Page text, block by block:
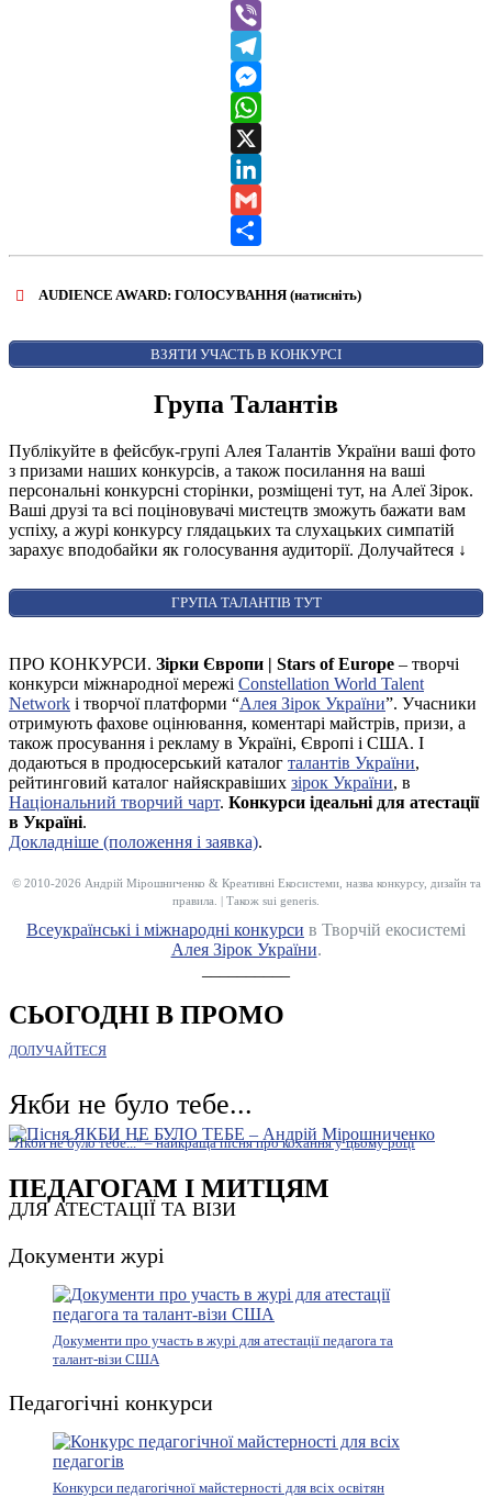
Facebook
Viber
Telegram
Messenger
WhatsApp
X
LinkedIn
Gmail
Share
AUDIENCE AWARD: ГОЛОСУВАННЯ (натисніть)
AUDIENCE AWARD
ВЗЯТИ УЧАСТЬ В КОНКУРСІ
Група Талантів
Публікуйте в фейсбук-групі Алея Талантів України ваші фото
з призами наших конкурсів, а також посилання на ваші
персональні конкурсні сторінки, розміщені тут, на Алеї Зірок.
Ваші друзі та всі поціновувачі мистецтв зможуть бажати вам
успіху, а журі конкурсу глядацьких та слухацьких симпатій
зарахує вподобайки як голосування аудиторії. Долучайтеся ↓
ГРУПА ТАЛАНТІВ ТУТ
ПРО КОНКУРСИ. Зірки Європи | Stars of Europe – творчі
конкурси міжнародної мережі Constellation World Talent
Network і творчої платформи “Алея Зірок України”. Учасники
отримують фахове оцінювання, коментарі майстрів, призи, а
також просування і рекламу в Україні, Європі і США. І
додаються в продюсерський каталог талантів України,
рейтинговий каталог найяскравіших зірок України, в
Національний творчий чарт. Конкурси ідеальні для атестації
в Україні.
Докладніше (положення і заявка).
© 2010-2026 Андрій Мірошниченко & Креативні Екосистеми, назва конкурсу, дизайн та
правила. | Також sui generis.
Всеукраїнські і міжнародні конкурси в Творчій екосистемі
Алея Зірок України.
СЬОГОДНІ В ПРОМО
ДОЛУЧАЙТЕСЯ
Якби не було тебе...
"Якби не було тебе..." – найкраща пісня про кохання у цьому році
ПЕДАГОГАМ І МИТЦЯМ
ДЛЯ АТЕСТАЦІЇ ТА ВІЗИ
Документи журі
Документи про участь в журі для атестації педагога та
талант-візи США
Педагогічні конкурси
Конкурси педагогічної майстерності для всіх освітян